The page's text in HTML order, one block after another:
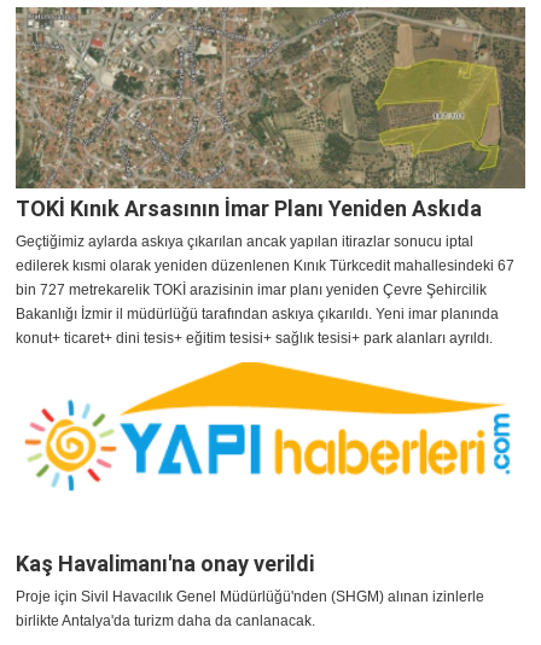
TOKİ Kınık Arsasının İmar Planı Yeniden Askıda
Geçtiğimiz aylarda askıya çıkarılan ancak yapılan itirazlar sonucu iptal
edilerek kısmi olarak yeniden düzenlenen Kınık Türkcedit mahallesindeki 67
bin 727 metrekarelik TOKİ arazisinin imar planı yeniden Çevre Şehircilik
Bakanlığı İzmir il müdürlüğü tarafından askıya çıkarıldı. Yeni imar planında
konut+ ticaret+ dini tesis+ eğitim tesisi+ sağlık tesisi+ park alanları ayrıldı.
Kaş Havalimanı'na onay verildi
Proje için Sivil Havacılık Genel Müdürlüğü'nden (SHGM) alınan izinlerle
birlikte Antalya'da turizm daha da canlanacak.